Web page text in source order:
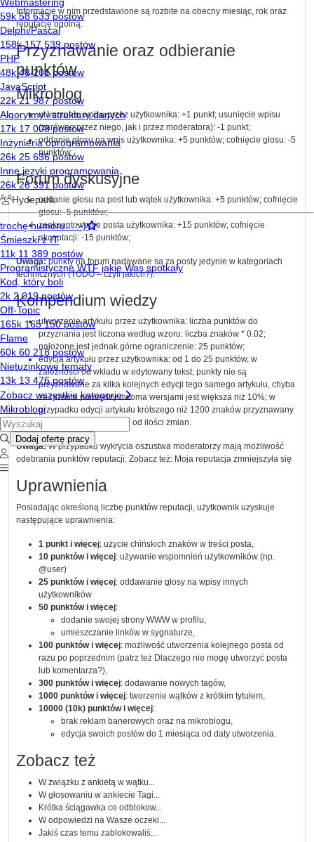
Informacje w nim przedstawione są rozbite na obecny miesiąc, rok oraz
reputację ogólną.
Przyznawanie oraz odbieranie
punktów
Mikroblog
utworzenie wpisu przez użytkownika: +1 punkt; usunięcie wpisu
(zarówno przez niego, jak i przez moderatora): -1 punkt;
oddanie głosu na wpis użytkownika: +5 punktów; cofnięcie głosu: -5
punktów;
Forum dyskusyjne
oddanie głosu na post lub wątek użytkownika: +5 punktów; cofnięcie
głosu: -5 punktów;
zaakceptowanie posta użytkownika: +15 punktów; cofnięcie
akceptacji: -15 punktów;
Uwaga:punkty na forum nadawane są za posty jedynie w kategoriach
technicznych(TODO – czyli jakich?).
Kompendium wiedzy
utworzenieartykułu przez użytkownika: liczba punktów do
przyznania jest liczona według wzoru: liczba znaków * 0.02;
nałożone jest jednak górne ograniczenie: 25 punktów;
edycjaartykułu przez użytkownika: od 1 do 25 punktów, w
zależności od wkładu w edytowany tekst; punkty nie są
przyznawane za kilka kolejnych edycji tego samego artykułu , chyba
że różnica pomiędzy dwoma wersjami jest większa niż 10%; w
przypadku edycji artykułu krótszego niż 1200 znaków przyznawany
jest 1 punkt, niezależnie od ilości zmian.
Uwaga:W przypadku wykrycia oszustwa moderatorzy mają możliwość
odebrania punktów reputacji. Zobacz też: Moja reputacja zmniejszyła się
Uprawnienia
Posiadając określoną liczbę punktów reputacji, użytkownik uzyskuje
następujące uprawnienia:
1 punkt i więcej: użycie chińskich znaków w treści posta,
10 punktów i więcej: używanie wspomnień użytkowników (np.
@user)
25 punktów i więcej: oddawanie głosy na wpisy innych
użytkowników
50 punktów i więcej:
dodanie swojej strony WWW w profilu,
umieszczanie linków w sygnaturze,
100 punktów i więcej: możliwość utworzenia kolejnego posta od
razu po poprzednim (patrz też Dlaczego nie mogę utworzyć posta
lub komentarza?),
300 punktów i więcej: dodawanie nowych tagów,
1000 punktów i więcej: tworzenie wątków z krótkim tytułem,
10000 (10k) punktów i więcej:
brak reklam banerowych oraz na mikroblogu,
edycja swoich postów do 1 miesiąca od daty utworzenia.
Zobacz też
W związku z ankietą w wątku...
W głosowaniu w ankiecie Tagi...
Krótka ściągawka co odblokow...
W odpowiedzi na Wasze oczeki...
Jakiś czas temu zablokowaliś...